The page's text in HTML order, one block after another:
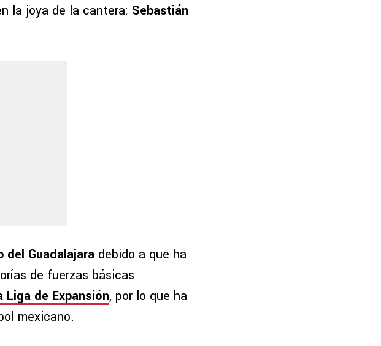
la joya de la cantera: Sebastián
del Guadalajara debido a que ha
de fuerzas básicas
de Expansión, por lo que ha
mexicano.